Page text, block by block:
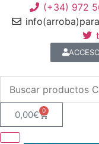
(+34) 972
0,00€ 0